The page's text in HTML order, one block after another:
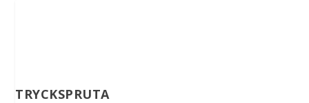
TRYCKSPRUTA